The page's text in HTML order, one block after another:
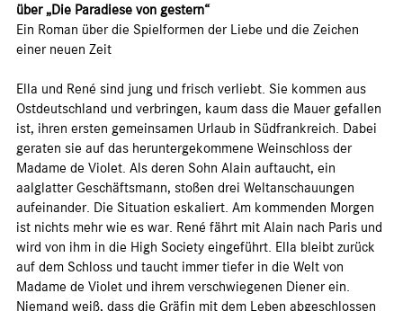
über „Die Paradiese von gestern“
Ein Roman über die Spielformen der Liebe und die Zeichen
einer neuen Zeit
Ella und René sind jung und frisch verliebt. Sie kommen aus
Ostdeutschland und verbringen, kaum dass die Mauer gefallen
ist, ihren ersten gemeinsamen Urlaub in Südfrankreich. Dabei
geraten sie auf das heruntergekommene Weinschloss der
Madame de Violet. Als deren Sohn Alain auftaucht, ein
aalglatter Geschäftsmann, stoßen drei Weltanschauungen
aufeinander. Die Situation eskaliert. Am kommenden Morgen
ist nichts mehr wie es war. René fährt mit Alain nach Paris und
wird von ihm in die High Society eingeführt. Ella bleibt zurück
auf dem Schloss und taucht immer tiefer in die Welt von
Madame de Violet und ihrem verschwiegenen Diener ein.
Niemand weiß, dass die Gräfin mit dem Leben abgeschlossen